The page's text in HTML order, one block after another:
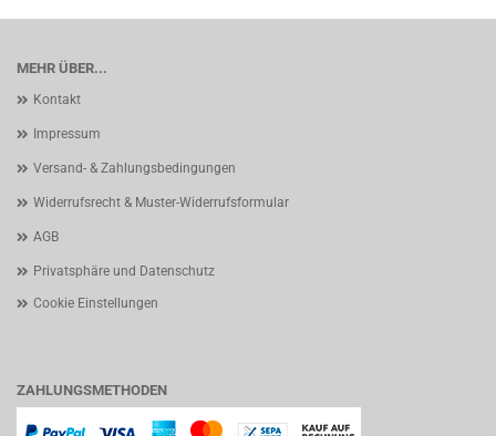
MEHR ÜBER...
Kontakt
Impressum
Versand- & Zahlungsbedingungen
Widerrufsrecht & Muster-Widerrufsformular
AGB
Privatsphäre und Datenschutz
Cookie Einstellungen
ZAHLUNGSMETHODEN